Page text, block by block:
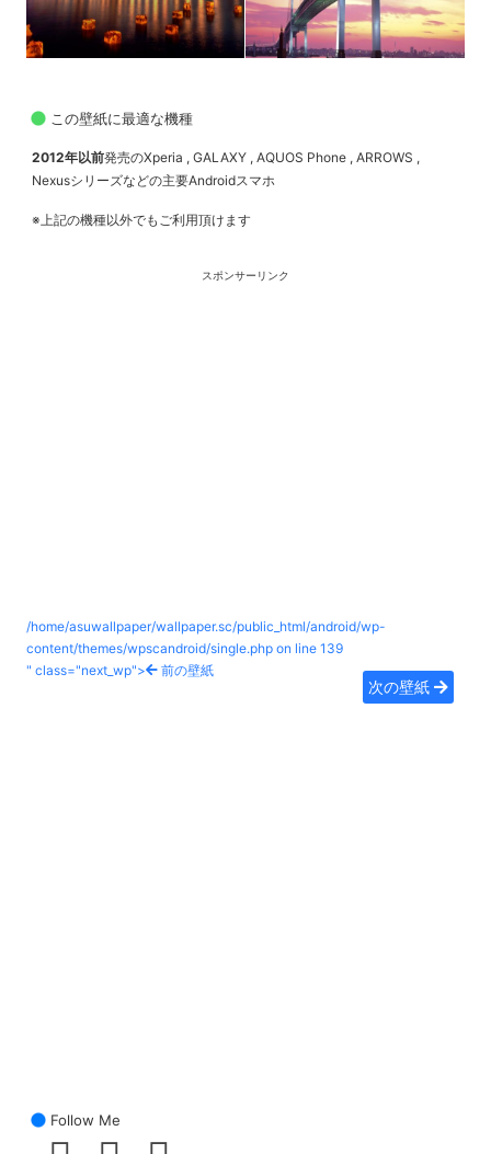
この壁紙に最適な機種
2012年以前発売のXperia , GALAXY , AQUOS Phone , ARROWS ,
Nexusシリーズなどの主要Androidスマホ
※上記の機種以外でもご利用頂けます
スポンサーリンク
/home/asuwallpaper/wallpaper.sc/public_html/android/wp-
content/themes/wpscandroid/single.php on line 139
" class="next_wp">
前の壁紙
次の壁紙
Follow Me